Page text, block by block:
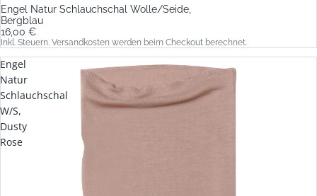
Engel Natur Schlauchschal Wolle/Seide,
Bergblau
16,00 €
Inkl. Steuern. Versandkosten werden beim Checkout berechnet.
Engel
Natur
Schlauchschal
W/S,
Dusty
Rose